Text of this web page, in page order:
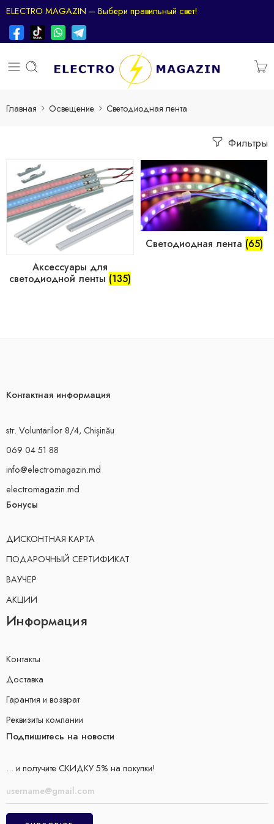
ELECTRO MAGAZIN – Выбери правильный свет!
Главная Освещение Светодиодная лента
Фильтры
Аксессуары для
светодиодной ленты (135)
Светодиодная лента (65)
Контактная информация
str. Voluntarilor 8/4, Chișinău
069 04 51 88
info@electromagazin.md
electromagazin.md
Бонусы
ДИСКОНТНАЯ КАРТА
ПОДАРОЧНЫЙ СЕРТИФИКАТ
ВАУЧЕР
АКЦИИ
Информация
Контакты
Доставка
Гарантия и возврат
Реквизиты компании
Подпишитесь на новости
... и получите СКИДКУ 5% на покупки!